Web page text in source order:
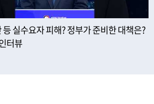
등 실수요자 피해? 정부가 준비한 대책은?
터뷰